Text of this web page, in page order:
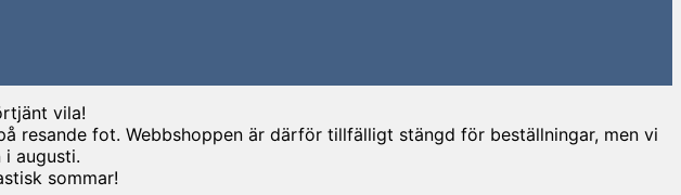
vila!
resande fot. Webbshoppen är därför tillfälligt stängd för beställningar, men vi
augusti.
sommar!